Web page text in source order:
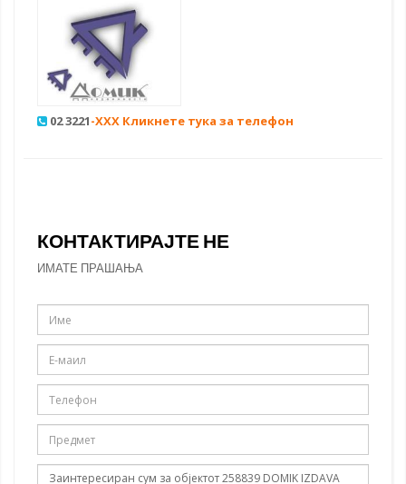
02 3221-XXX Кликнете тука за телефон
КОНТАКТИРАЈТЕ НЕ
ИМАТЕ ПРАШАЊА